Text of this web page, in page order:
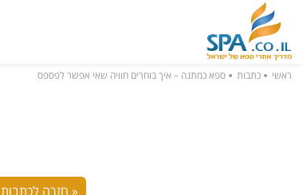
ראשי כתבות ספא כמתנה – איך בוחרים חוויה שאי אפשר לפספס
« חזרה לכתבות